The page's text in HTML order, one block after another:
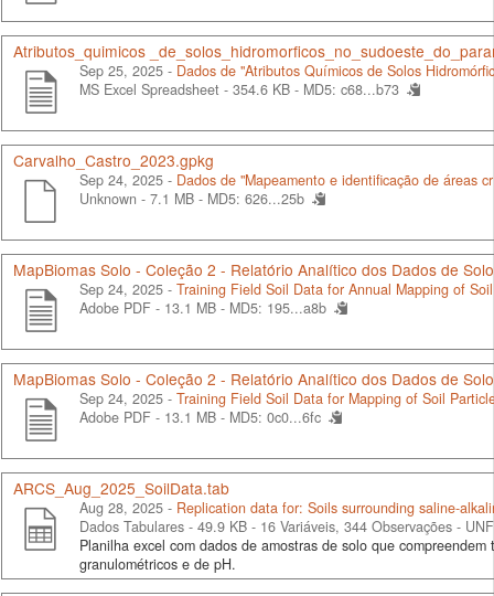
Atributos_quimicos
Sep 25, 2025 - Dados de "Atributos Químicos de Solos
MS Excel Spreadsheet - 354.6 KB - MD5: c68...b73
Carvalho_Castro_2023.gpkg
Sep 24, 2025 - Dados de "Mapeamento e identificação de áreas
Unknown - 7.1 MB - MD5: 626...25b
MapBiomas Solo - Coleção 2 - Relatório Analítico dos Dados de
Sep 24, 2025 - Training Field Soil Data for Annual Mapping of
Adobe PDF - 13.1 MB - MD5: 195...a8b
MapBiomas Solo - Coleção 2 - Relatório Analítico dos Dados de
Sep 24, 2025 - Training Field Soil Data for Mapping of Soil
Adobe PDF - 13.1 MB - MD5: 0c0...6fc
ARCS_Aug_2025_SoilData.tab
Aug 28, 2025 - Replication data for: Soils surrounding saline-
Dados Tabulares - 49.9 KB - 16 Variáveis, 344 Observações -
Planilha excel com dados de amostras de solo que
granulométricos e de pH.